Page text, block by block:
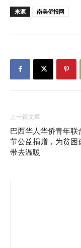
来源 南美侨报网
上一篇文章
巴西华人华侨青年联
节公益捐赠，为贫困
带去温暖